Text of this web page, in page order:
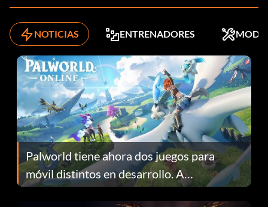
NOTICIAS ENTRENADORES MODS
Palworld tiene ahora dos juegos para
móvil distintos en desarrollo. A
continuación te explicamos por qué.